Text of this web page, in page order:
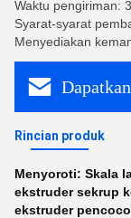
Waktu pengiriman:
Syarat-syarat
Menyediakan
Rincian produk
Menyoroti: Skala
ekstruder sekrup
ekstruder